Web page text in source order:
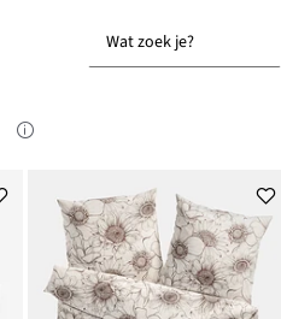
Wat zoek je?